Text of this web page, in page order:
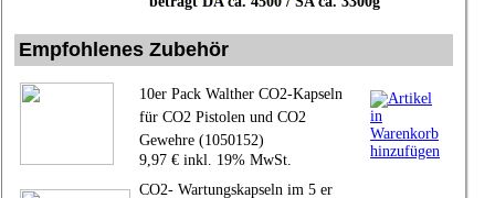
Empfohlenes Zubehör
10er Pack Walther CO2-Kapseln
für CO2 Pistolen und CO2
Gewehre (1050152)
9,97 € inkl. 19% MwSt.
CO2- Wartungskapseln im 5 er